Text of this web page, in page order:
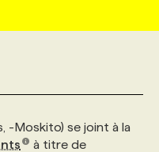
-Moskito) se joint à la
à titre de